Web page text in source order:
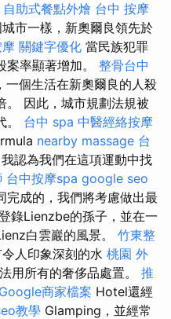
自助式餐點外燴 台中 按摩
市一樣，新奧爾良領先於
關鍵字優化 當民族犯罪
案率顯著增加。 整骨台中
一個生活在新奧爾良的人殺
。 因此，城市規劃法規被
。 台中 spa 中醫經絡按摩
nearby massage 台
認為我們在這項運動中找
台中按摩spa google seo
完成的，我們將考慮做出最
錄Lienzbe的孫子，並在一
白雲巖的風景。 竹東整
令人印象深刻的水 桃園 外
用所有的奢侈品處置。 推
Google商家檔案 Hotel還經
教學 Glamping，並經常